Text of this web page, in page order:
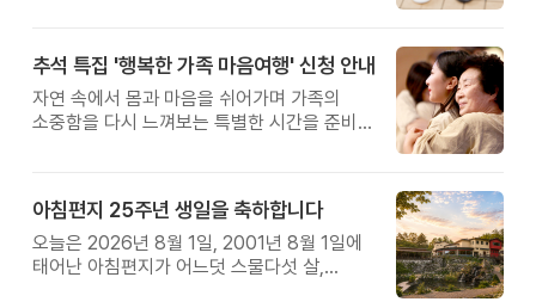
추석 특집 '행복한 가족 마음여행' 신청 안내
자연 속에서 몸과 마음을 쉬어가며 가족의
소중함을 다시 느껴보는 특별한 시간을 준비해
아침편지 25주년 생일을 축하합니다
오늘은 2026년 8월 1일, 2001년 8월 1일에
태어난 아침편지가 어느덧 스물다섯 살,